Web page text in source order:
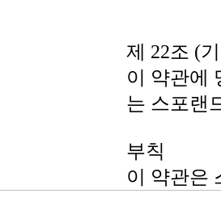
제 22조 (
이 약관에
는 스포랜
부칙
이 약관은